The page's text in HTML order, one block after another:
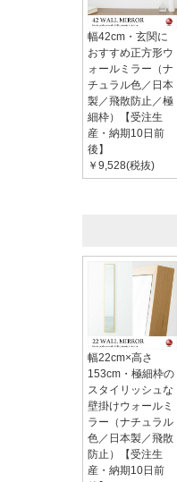
幅42cm・玄関に
おすすめ正方形ウ
ォールミラー（ナ
チュラル色／日本
製／飛散防止／極
細枠）【受注生
産・納期10日前
後】
￥9,528(税抜)
幅22cm×高さ
153cm・極細枠の
スタイリッシュな
壁掛けウォールミ
ラー（ナチュラル
色／日本製／飛散
防止）【受注生
産・納期10日前